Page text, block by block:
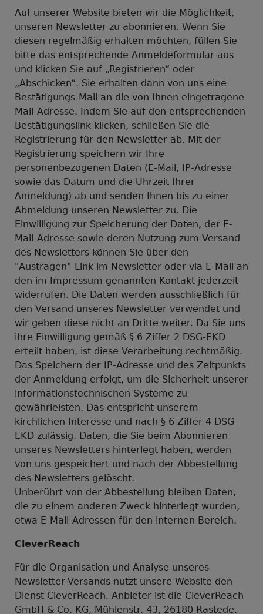
Auf unserer Website bieten wir die Möglichkeit,
unseren Newsletter zu abonnieren. Wenn Sie
diesen regelmäßig erhalten möchten, füllen Sie
bitte das entsprechende Anmeldeformular aus
und klicken Sie auf „Registrieren“ oder
„Abschicken“. Sie erhalten dann von uns eine
Bestätigungs-Mail an die von Ihnen eingetragene
Mail-Adresse. Indem Sie auf den entsprechenden
Bestätigungslink klicken, schließen Sie die
Registrierung für den Newsletter ab. Mit der
Registrierung speichern wir Ihre
personenbezogenen Daten (E-Mail, IP-Adresse
sowie das Datum und die Uhrzeit Ihrer
Anmeldung) ab und senden Ihnen bis zu einer
Abmeldung unseren Newsletter zu. Die
Einwilligung zur Speicherung der Daten, der E-
Mail-Adresse sowie deren Nutzung zum Versand
des Newsletters können Sie über den
"Austragen"-Link im Newsletter oder via E-Mail an
den im Impressum genannten Kontakt jederzeit
widerrufen. Die Daten werden ausschließlich für
den Versand unseres Newsletter verwendet und
wir geben diese nicht an Dritte weiter. Da Sie uns
ihre Einwilligung gemäß § 6 Ziffer 2 DSG-EKD
erteilt haben, ist diese Verarbeitung rechtmäßig.
Das Speichern der IP-Adresse und des Zeitpunkts
der Anmeldung erfolgt, um die Sicherheit unserer
informationstechnischen Systeme zu
gewährleisten. Das entspricht unserem
kirchlichen Interesse und nach § 6 Ziffer 4 DSG-
EKD zulässig. Daten, die Sie beim Abonnieren
unseres Newsletters hinterlegt haben, werden
von uns gespeichert und nach der Abbestellung
des Newsletters gelöscht.
Unberührt von der Abbestellung bleiben Daten,
die zu einem anderen Zweck hinterlegt wurden,
etwa E-Mail-Adressen für den internen Bereich.
CleverReach
Für die Organisation und Analyse unseres
Newsletter-Versands nutzt unsere Website den
Dienst CleverReach. Anbieter ist die CleverReach
GmbH & Co. KG, Mühlenstr. 43, 26180 Rastede.